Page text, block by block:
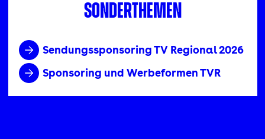
Sonderthemen
Sendungssponsoring TV Regional 2026
Sponsoring und Werbeformen TVR